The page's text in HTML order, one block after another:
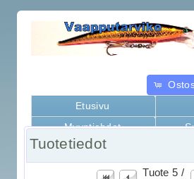
Etusivu
Myyntiehdot
Kaikki tuotteet
Tuotetiedot
Tuote 5 /